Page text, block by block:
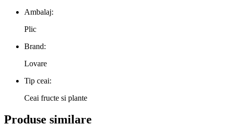
Ambalaj:
Plic
Brand:
Lovare
Tip ceai:
Ceai fructe si plante
Produse similare